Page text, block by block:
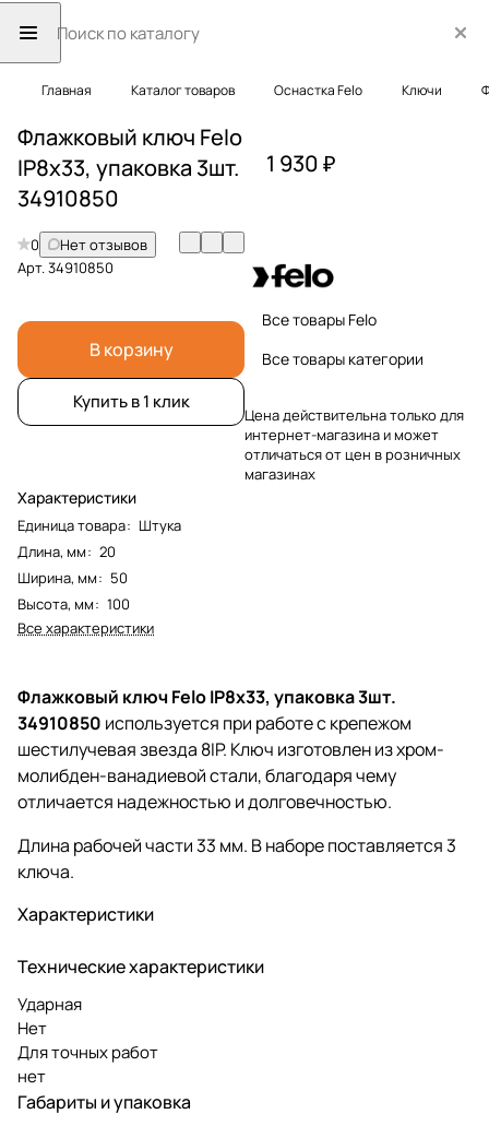
Главная Каталог товаров Оснастка Felo Ключи
Флажковый ключ Felo
IP8x33, упаковка 3шт.
34910850
0
Нет отзывов
Арт.34910850
В корзину
Купить в 1 клик
Характеристики
Единица товара: Штука
Длина, мм: 20
Ширина, мм: 50
Высота, мм: 100
Все характеристики
1 930 ₽
Все товары Felo
Все товары категории
Цена действительна только для
интернет-магазина и может
отличаться от цен в розничных
магазинах
Флажковый ключ Felo IP8x33, упаковка 3шт.
34910850 используется при работе с крепежом
шестилучевая звезда 8IP. Ключ изготовлен из хром-
молибден-ванадиевой стали, благодаря чему
отличается надежностью и долговечностью.
Длина рабочей части 33 мм. В наборе поставляется 3
ключа.
Характеристики
Технические характеристики
Ударная
Нет
Для точных работ
нет
Габариты и упаковка